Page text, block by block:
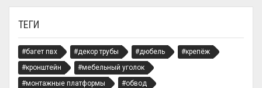
ТЕГИ
#багет пвх #декор трубы #дюбель
#крепёж
#кронштейн
#мебельный уголок
#монтажные платформы
#обвод